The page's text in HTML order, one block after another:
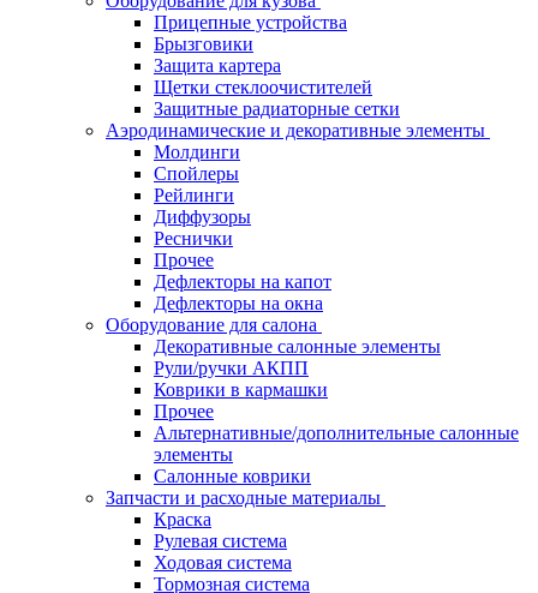
Прицепные устройства
Брызговики
Защита картера
Щетки стеклоочистителей
Защитные радиаторные сетки
Аэродинамические и декоративные элементы
Молдинги
Спойлеры
Рейлинги
Диффузоры
Реснички
Прочее
Дефлекторы на капот
Дефлекторы на окна
Оборудование для салона
Декоративные салонные элементы
Рули/ручки АКПП
Коврики в кармашки
Прочее
Альтернативные/дополнительные салонные
элементы
Салонные коврики
Запчасти и расходные материалы
Краска
Рулевая система
Ходовая система
Тормозная система